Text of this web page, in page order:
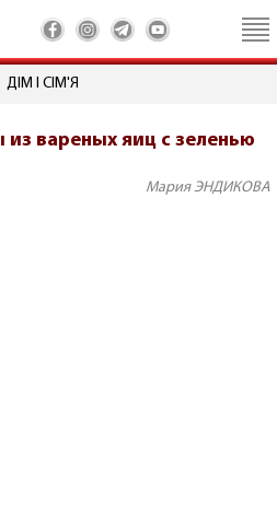
ДІМ І СІМ'Я
из вареных яиц с зеленью
Мария ЭНДИКОВА